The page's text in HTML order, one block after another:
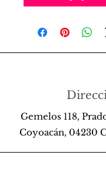
Gemelos 118,
Coyoacán, 04230